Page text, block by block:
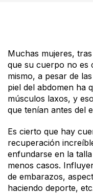
Muchas mujeres,
que su cuerpo no es
mismo, a pesar de
piel del abdomen ha
músculos laxos, y
que tenían antes del
Es cierto que hay
recuperación
enfundarse en la
menos casos.
de embarazos,
haciendo deporte,